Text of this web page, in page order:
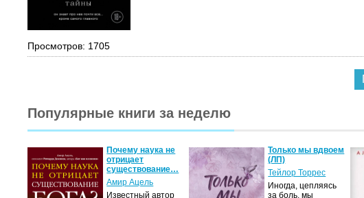
Просмотров: 1705
Популярные книги за неделю
Почему наука не
отрицает
существование…
Амир Ацель
Известный автор
Только мы вдвоем
(ЛП)
Тейлор Торрес
Иногда, цепляясь
за боль, мы